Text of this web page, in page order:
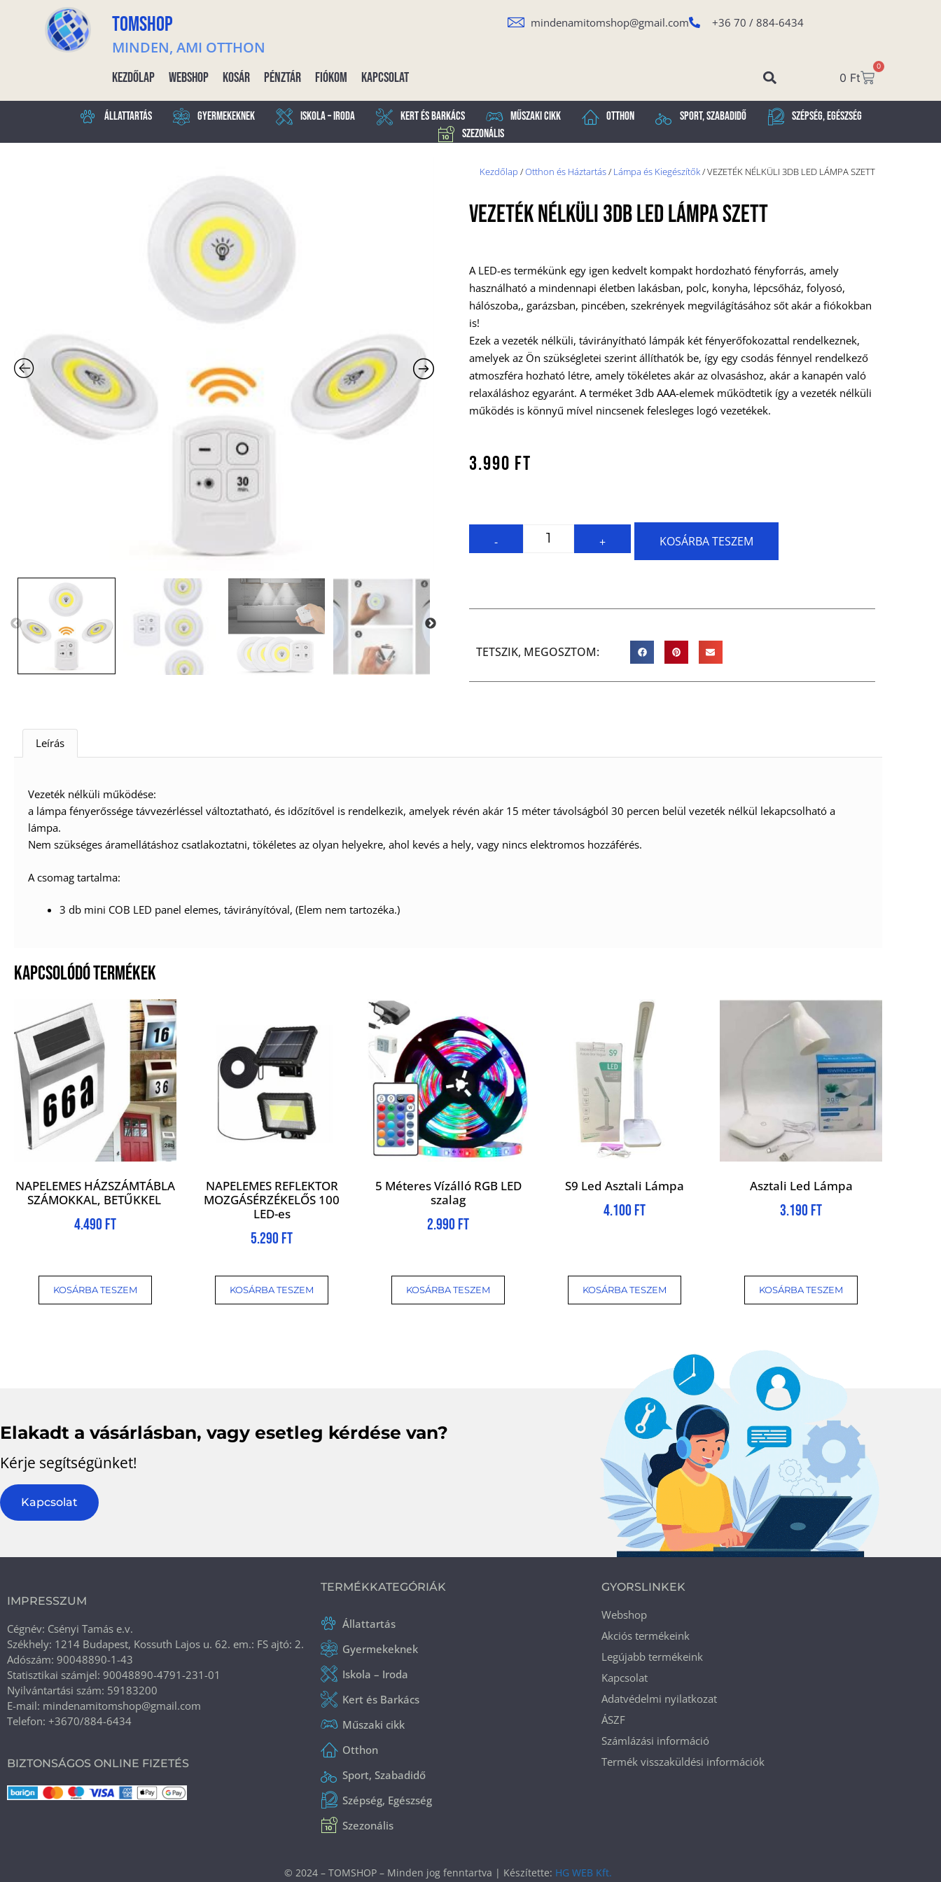
TOMSHOP
MINDEN, AMI OTTHON
mindenamitomshop@gmail.com +36 70 / 884-6434
Kezdőlap Webshop Kosár Pénztár Fiókom Kapcsolat 0 Ft
0
Állattartás Gyermekeknek Iskola – Iroda Kert és Barkács Műszaki cikk Otthon Sport, Szabadidő
Szépség, Egészség
Szezonális
Kezdőlap /Otthon és Háztartás/ Lámpa és Kiegészítők/ VEZETÉK NÉLKÜLI 3DB LED LÁMPA SZETT
VEZETÉK NÉLKÜLI 3DB LED LÁMPA SZETT
A LED-es termékünk egy igen kedvelt kompakt hordozható fényforrás, amely
használható a mindennapi életben lakásban, polc, konyha, lépcsőház, folyosó,
hálószoba,, garázsban, pincében, szekrények megvilágításához sőt akár a fiókokban
is!
Ezek a vezeték nélküli, távirányítható lámpák két fényerőfokozattal rendelkeznek,
amelyek az Ön szükségletei szerint állíthatók be, így egy csodás fénnyel rendelkező
atmoszféra hozható létre, amely tökéletes akár az olvasáshoz, akár a kanapén való
relaxáláshoz egyaránt. A terméket 3db AAA-elemek működtetik így a vezeték nélküli
működés is könnyű mível nincsenek felesleges logó vezetékek.
3.990 Ft
- + KOSÁRBA TESZEM
TETSZIK, MEGOSZTOM:
Leírás
Vezeték nélküli működése:
a lámpa fényerőssége távvezérléssel változtatható, és időzítővel is rendelkezik, amelyek révén akár 15 méter távolságból 30 percen belül vezeték nélkül lekapcsolható a
lámpa.
Nem szükséges áramellátáshoz csatlakoztatni, tökéletes az olyan helyekre, ahol kevés a hely, vagy nincs elektromos hozzáférés.
A csomag tartalma:
3 db mini COB LED panel elemes, távirányítóval, (Elem nem tartozéka.)
KAPCSOLÓDÓ TERMÉKEK
NAPELEMES HÁZSZÁMTÁBLA
SZÁMOKKAL, BETŰKKEL
4.490 Ft
KOSÁRBA TESZEM
NAPELEMES REFLEKTOR
MOZGÁSÉRZÉKELŐS 100
LED-es
5.290 Ft
KOSÁRBA TESZEM
5 Méteres Vízálló RGB LED
szalag
2.990 Ft
KOSÁRBA TESZEM
S9 Led Asztali Lámpa
4.100 Ft
KOSÁRBA TESZEM
Asztali Led Lámpa
3.190 Ft
KOSÁRBA TESZEM
Elakadt a vásárlásban, vagy esetleg kérdése van?
Kérje segítségünket!
Kapcsolat
IMPRESSZUM
Cégnév: Csényi Tamás e.v.
Székhely: 1214 Budapest, Kossuth Lajos u. 62. em.: FS ajtó: 2.
Adószám: 90048890-1-43
Statisztikai számjel: 90048890-4791-231-01
Nyilvántartási szám: 59183200
E-mail: mindenamitomshop@gmail.com
Telefon: +3670/884-6434
BIZTONSÁGOS ONLINE FIZETÉS
TERMÉKKATEGÓRIÁK
Állattartás
Gyermekeknek
Iskola – Iroda
Kert és Barkács
Műszaki cikk
Otthon
Sport, Szabadidő
Szépség, Egészség
Szezonális
GYORSLINKEK
Webshop
Akciós termékeink
Legújabb termékeink
Kapcsolat
Adatvédelmi nyilatkozat
ÁSZF
Számlázási információ
Termék visszaküldési információk
© 2024 – TOMSHOP – Minden jog fenntartva | Készítette: HG WEB Kft.